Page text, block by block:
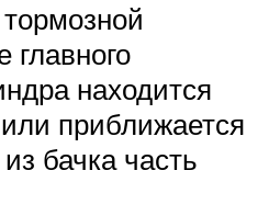
главного
находится
приближается
бачка часть